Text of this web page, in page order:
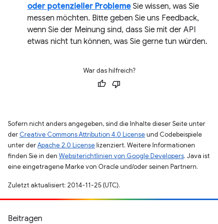
oder potenzieller Probleme Sie wissen, was Sie
messen möchten. Bitte geben Sie uns Feedback,
wenn Sie der Meinung sind, dass Sie mit der API
etwas nicht tun können, was Sie gerne tun würden.
War das hilfreich?
Sofern nicht anders angegeben, sind die Inhalte dieser Seite unter
der Creative Commons Attribution 4.0 Licenseund Codebeispiele
unter derApache 2.0 Licenselizenziert. Weitere Informationen
finden Sie in den Websiterichtlinien von Google Developers. Java ist
eine eingetragene Marke von Oracle und/oder seinen Partnern.
Zuletzt aktualisiert: 2014-11-25 (UTC).
Beitragen